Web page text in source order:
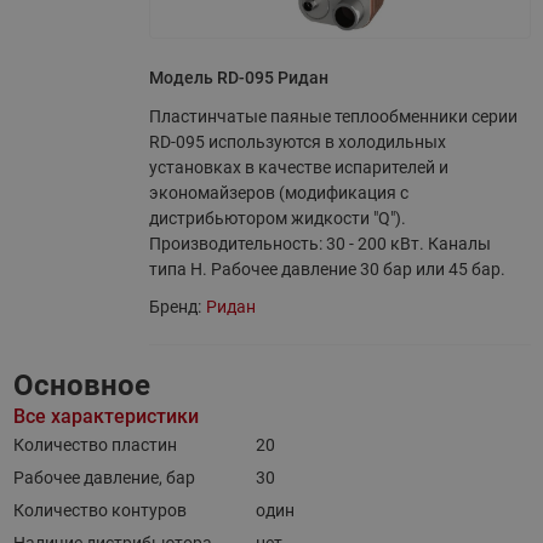
Модель RD-095 Ридан
Пластинчатые паяные теплообменники серии
RD-095 используются в холодильных
установках в качестве испарителей и
экономайзеров (модификация с
дистрибьютором жидкости "Q").
Производительность: 30 - 200 кВт. Каналы
типа H. Рабочее давление 30 бар или 45 бар.
Бренд: Ридан
Основное
Все характеристики
Количество пластин
20
Рабочее давление, бар
30
Количество контуров
один